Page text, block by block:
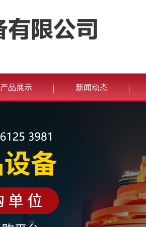
产品展示 新闻动态